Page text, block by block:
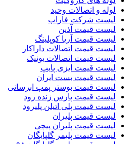
لوله و اتصالات وحید
لیست شرکت فاراب
لیست قیمت آذین
لیست قیمت آریا کوپلینگ
لیست قیمت اتصالات داراکار
لیست قیمت اتصالات یونیک
لیست قیمت ایزی پایپ
لیست قیمت بست ایران
لیست قیمت بوستر پمپ ابرسانی
لیست قیمت پارس زنده رود
لیست قیمت پلی اتیلن پلیرود
لیست قیمت پلیران
لیست قیمت پلیران پیچی
لیست قیمت پلیمر گلپایگان